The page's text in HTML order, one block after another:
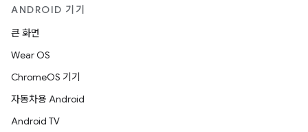
ANDROID 기기
큰 화면
Wear OS
ChromeOS 기기
자동차용 Android
Android TV